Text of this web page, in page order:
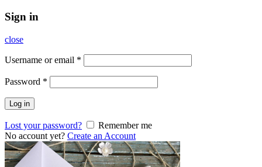
Sign in
close
Username or email *
Password *
Log in
Lost your password?
Remember me
No account yet? Create an Account